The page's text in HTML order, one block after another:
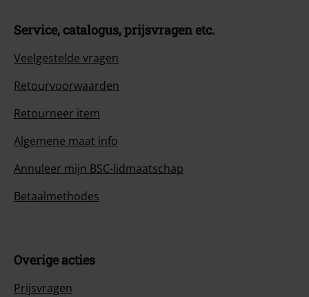
Service, catalogus, prijsvragen etc.
Veelgestelde vragen
Retourvoorwaarden
Retourneer item
Algemene maat info
Annuleer mijn BSC-lidmaatschap
Betaalmethodes
Overige acties
Prijsvragen